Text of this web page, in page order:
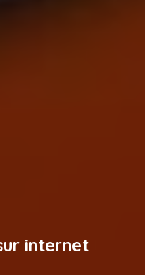
internet